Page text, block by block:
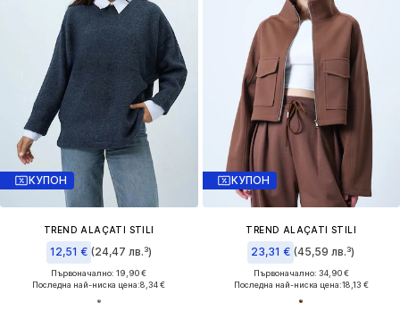
КУПОН
TREND ALAÇATI STILI
12,51 € (24,47 лв.³)
Първоначално: 19,90 €
Последна най-ниска цена:8,34 €
КУПОН
TREND ALAÇATI STILI
23,31 € (45,59 лв.³)
Първоначално: 34,90 €
Последна най-ниска цена:18,13 €